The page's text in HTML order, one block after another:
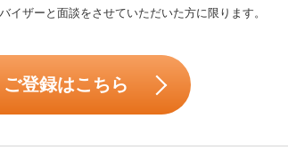
ザーと面談をさせていただいた方に限ります。
登録はこちら